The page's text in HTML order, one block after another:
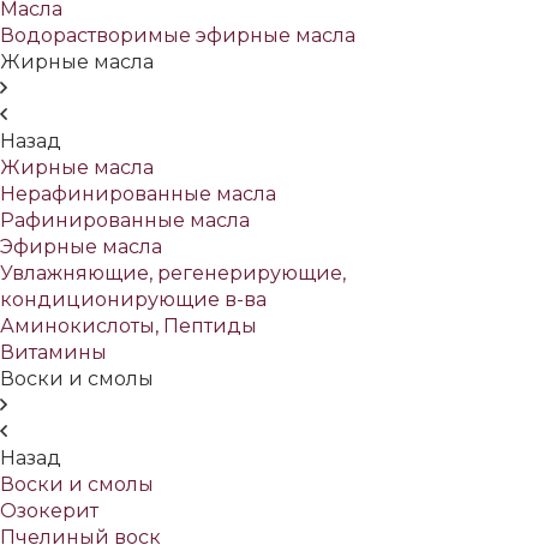
Масла
Водорастворимые эфирные масла
Жирные масла
Назад
Жирные масла
Нерафинированные масла
Рафинированные масла
Эфирные масла
Увлажняющие, регенерирующие,
кондиционирующие в-ва
Аминокислоты, Пептиды
Витамины
Воски и смолы
Назад
Воски и смолы
Озокерит
Пчелиный воск